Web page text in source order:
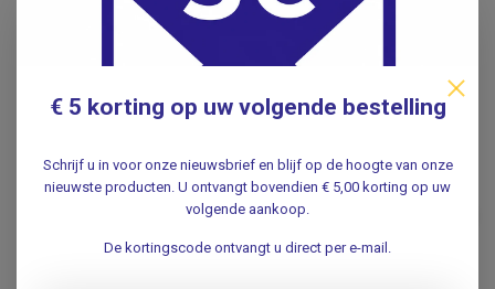
Contour® XT
Bloedsuikermeter
startpakket
Niet op voorraad
€ 5 korting op uw volgende bestelling
Schrijf u in voor onze nieuwsbrief en blijf op de hoogte van onze
nieuwste producten. U ontvangt bovendien € 5,00 korting op uw
volgende aankoop.
De kortingscode ontvangt u direct per e-mail.